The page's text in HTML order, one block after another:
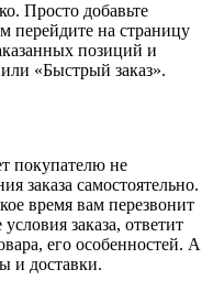
Просто добавьте
перейдите на страницу
позиций и
«Быстрый заказ».
покупателю не
заказа самостоятельно.
время вам перезвонит
заказа, ответит
его особенностей. А
и доставки.